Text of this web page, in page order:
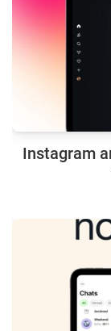
Instagram